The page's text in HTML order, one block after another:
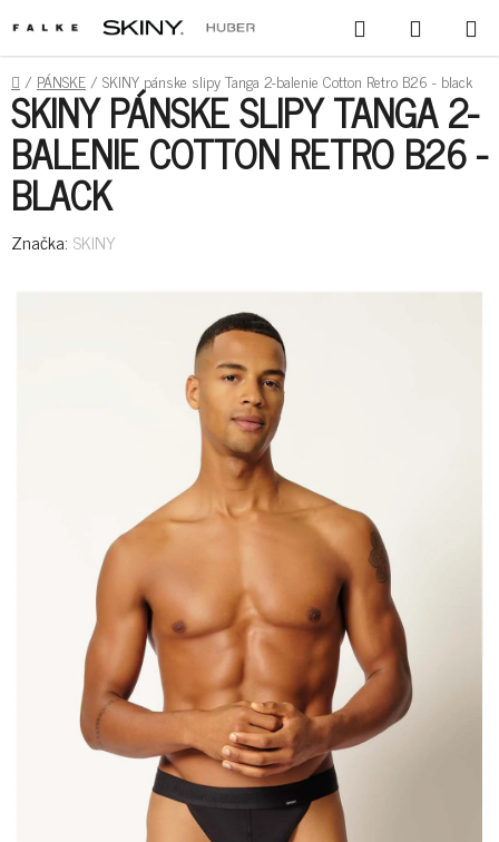
NA
OBSAH
HĽADAŤ
KOŠÍK
DOMOV
/ PÁNSKE/ SKINY pánske slipy Tanga 2-balenie Cotton Retro B26 - black
SKINY PÁNSKE SLIPY TANGA 2-
BALENIE COTTON RETRO B26 -
BLACK
Značka: SKINY